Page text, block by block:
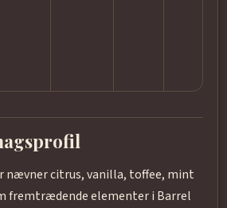
nævner citrus, vanilla, toffee, mint
fremtrædende elementer i Barrel